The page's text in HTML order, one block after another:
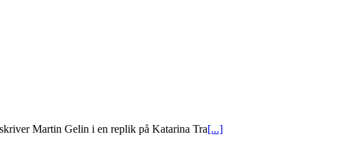
Martin Gelin i en replik på Katarina Tra[...]